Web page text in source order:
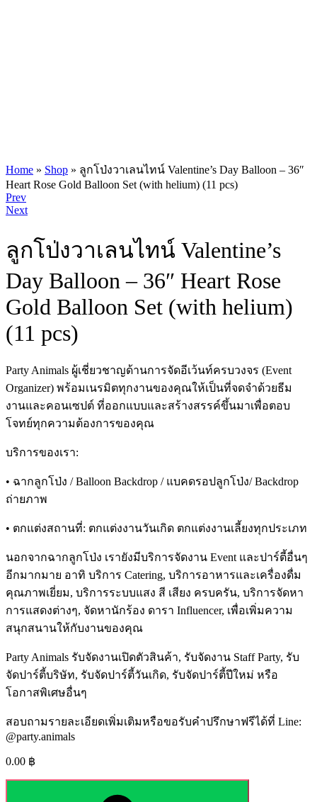
Home » Shop » ลูกโป่งวาเลนไทน์ Valentine’s Day Balloon – 36″
Heart Rose Gold Balloon Set (with helium) (11 pcs)
Product
navigation
Prev
Next
ลูกโป่งวาเลนไทน์ Valentine’s
Day Balloon – 36″ Heart Rose
Gold Balloon Set (with helium)
(11 pcs)
Party Animals ผู้เชี่ยวชาญด้านการจัดอีเว้นท์ครบวงจร (Event
Organizer) พร้อมเนรมิตทุกงานของคุณให้เป็นที่จดจำด้วยธีม
งานและคอนเซปต์ ที่ออกแบบและสร้างสรรค์ขึ้นมาเพื่อตอบ
โจทย์ทุกความต้องการของคุณ
บริการของเรา:
• ฉากลูกโป่ง / Balloon Backdrop / แบคดรอปลูกโป่ง/ Backdrop
ถ่ายภาพ
• ตกแต่งสถานที่: ตกแต่งงานวันเกิด ตกแต่งงานเลี้ยงทุกประเภท
นอกจากฉากลูกโป่ง เรายังมีบริการจัดงาน Event และปาร์ตี้อื่นๆ
อีกมากมาย อาทิ บริการ Catering, บริการอาหารและเครื่องดื่ม
คุณภาพเยี่ยม, บริการระบบแสง สี เสียง ครบครัน, บริการจัดหา
การแสดงต่างๆ, จัดหานักร้อง ดารา Influencer, เพื่อเพิ่มความ
สนุกสนานให้กับงานของคุณ
Party Animals รับจัดงานเปิดตัวสินค้า, รับจัดงาน Staff Party, รับ
จัดปาร์ตี้บริษัท, รับจัดปาร์ตี้วันเกิด, รับจัดปาร์ตี้ปีใหม่ หรือ
โอกาสพิเศษอื่นๆ
สอบถามรายละเอียดเพิ่มเติมหรือขอรับคำปรึกษาฟรีได้ที่ Line:
@party.animals
0.00 ฿